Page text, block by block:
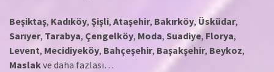
Beşiktaş, Kadıköy, Şişli, Ataşehir, Bakırköy, Üsküdar,
Sarıyer, Tarabya, Çengelköy, Moda, Suadiye, Florya,
Levent, Mecidiyeköy, Bahçeşehir, Başakşehir, Beykoz,
Maslakve daha fazlası…